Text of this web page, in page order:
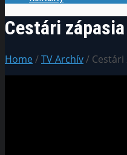
Cestári
Home/TV Archív/ Cestári